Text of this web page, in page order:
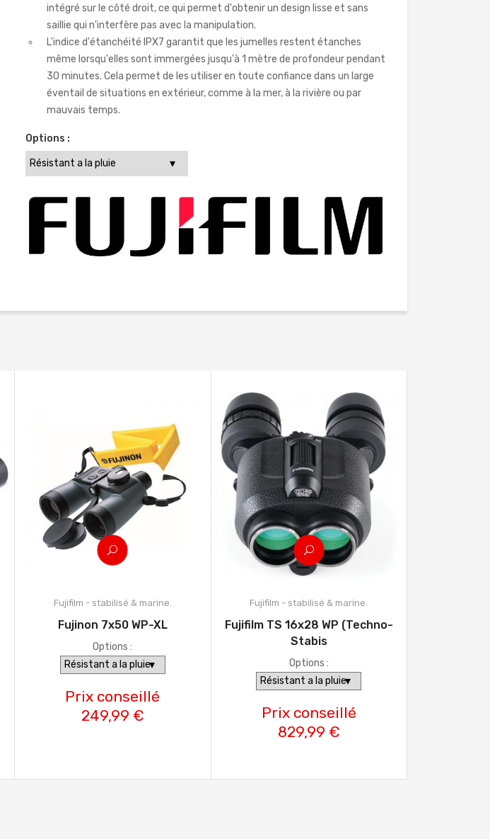
intégré sur le côté droit, ce qui permet d'obtenir un design lisse et sans
saillie qui n'interfère pas avec la manipulation.
L'indice d'étanchéité IPX7 garantit que les jumelles restent étanches
même lorsqu'elles sont immergées jusqu'à 1 mètre de profondeur pendant
30 minutes. Cela permet de les utiliser en toute confiance dans un large
éventail de situations en extérieur, comme à la mer, à la rivière ou par
mauvais temps.
Options :
Fujifilm - stabilisé & marine.
Fujinon 7x50 WP-XL
Options :
Prix conseillé
249,99 €
Fujifilm - stabilisé & marine.
Fujifilm TS 16x28 WP (Techno-
Stabis
Options :
Prix conseillé
829,99 €